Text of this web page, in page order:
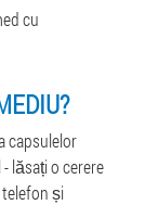
cu
capsulelor
lăsați o cerere
și